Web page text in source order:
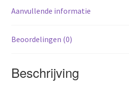
Aanvullende informatie
Beoordelingen (0)
Beschrijving